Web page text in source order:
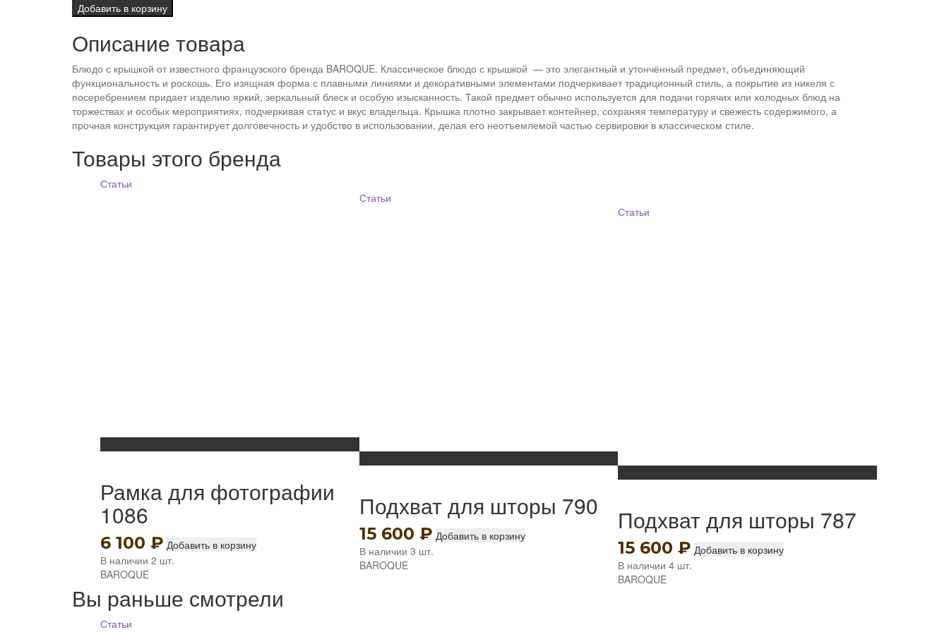
Добавить в корзину
Описание товара
Блюдо с крышкой от известного французского бренда BAROQUE. Классическое блюдо с крышкой — это элегантный и утончённый предмет, объединяющий
функциональность и роскошь. Его изящная форма с плавными линиями и декоративными элементами подчеркивает традиционный стиль, а покрытие из никеля с
посеребрением придает изделию яркий, зеркальный блеск и особую изысканность. Такой предмет обычно используется для подачи горячих или холодных блюд на
торжествах и особых мероприятиях, подчеркивая статус и вкус владельца. Крышка плотно закрывает контейнер, сохраняя температуру и свежесть содержимого, а
прочная конструкция гарантирует долговечность и удобство в использовании, делая его неотъемлемой частью сервировки в классическом стиле.
Товары этого бренда
Статьи
Рамка для фотографии
1086
6 100 ₽ Добавить в корзину
В наличии 2 шт.
BAROQUE
Статьи
Подхват для шторы 790
15 600 ₽ Добавить в корзину
В наличии 3 шт.
BAROQUE
Статьи
Подхват для шторы 787
15 600₽ Добавить в корзину
В наличии 4 шт.
BAROQUE
Вы раньше смотрели
Статьи